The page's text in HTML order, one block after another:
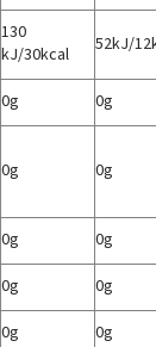
130
kJ/30kcal
52kJ/
0g
0g
0g 0g
0g
0g
0g
0g
0g
0g